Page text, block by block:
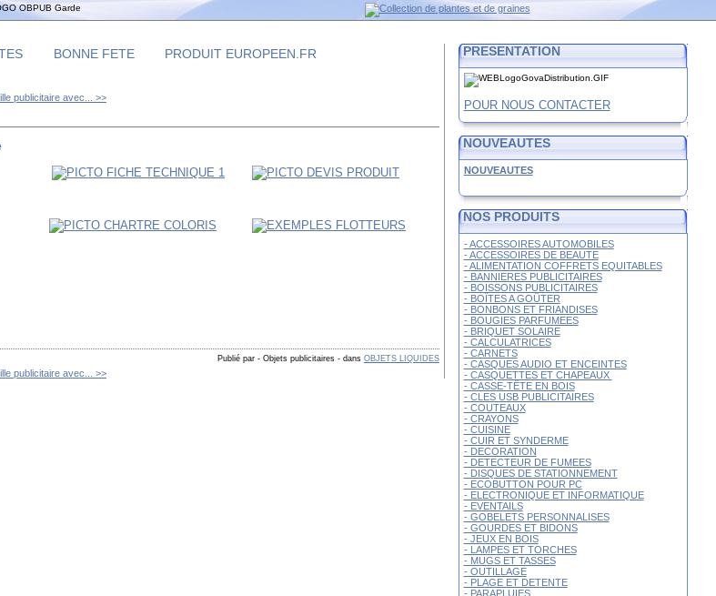
BONNE FETE PRODUIT EUROPEEN.FR
publicitaire avec... >>
Publié par - Objets publicitaires -dans OBJETS LIQUIDES
publicitaire avec... >>
PRESENTATION
POUR NOUS CONTACTER
NOUVEAUTES
NOUVEAUTES
NOS PRODUITS
- ACCESSOIRES AUTOMOBILES
- ACCESSOIRES DE BEAUTE
- ALIMENTATION COFFRETS EQUITABLES
- BANNIERES PUBLICITAIRES
- BOISSONS PUBLICITAIRES
- BOÎTES A GOÛTER
- BONBONS ET FRIANDISES
- BOUGIES PARFUMEES
- BRIQUET SOLAIRE
- CALCULATRICES
- CARNETS
- CASQUES AUDIO ET ENCEINTES
- CASQUETTES ET CHAPEAUX
- CASSE-TÊTE EN BOIS
- CLES USB PUBLICITAIRES
- COUTEAUX
- CRAYONS
- CUISINE
- CUIR ET SYNDERME
- DECORATION
- DETECTEUR DE FUMEES
- DISQUES DE STATIONNEMENT
- ECOBUTTON POUR PC
- ELECTRONIQUE ET INFORMATIQUE
- EVENTAILS
- GOBELETS PERSONNALISES
- GOURDES ET BIDONS
- JEUX EN BOIS
- LAMPES ET TORCHES
- MUGS ET TASSES
- OUTILLAGE
- PLAGE ET DETENTE
- PARAPLUIES